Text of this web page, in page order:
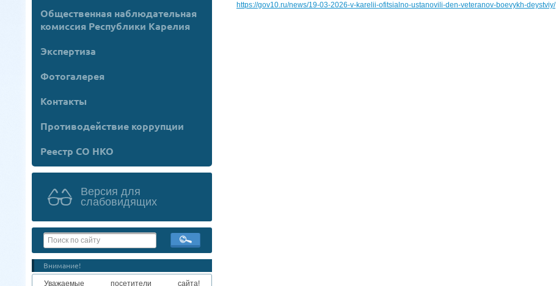
Общественная наблюдательная
комиссия Республики Карелия
Экспертиза
Фотогалерея
Контакты
Противодействие коррупции
Реестр СО НКО
Версия для
слабовидящих
Внимание!
Уважаемые посетители сайта!
https://gov10.ru/news/19-03-2026-v-karelii-ofitsialno-ustanovili-den-veteranov-boevykh-deystviy/